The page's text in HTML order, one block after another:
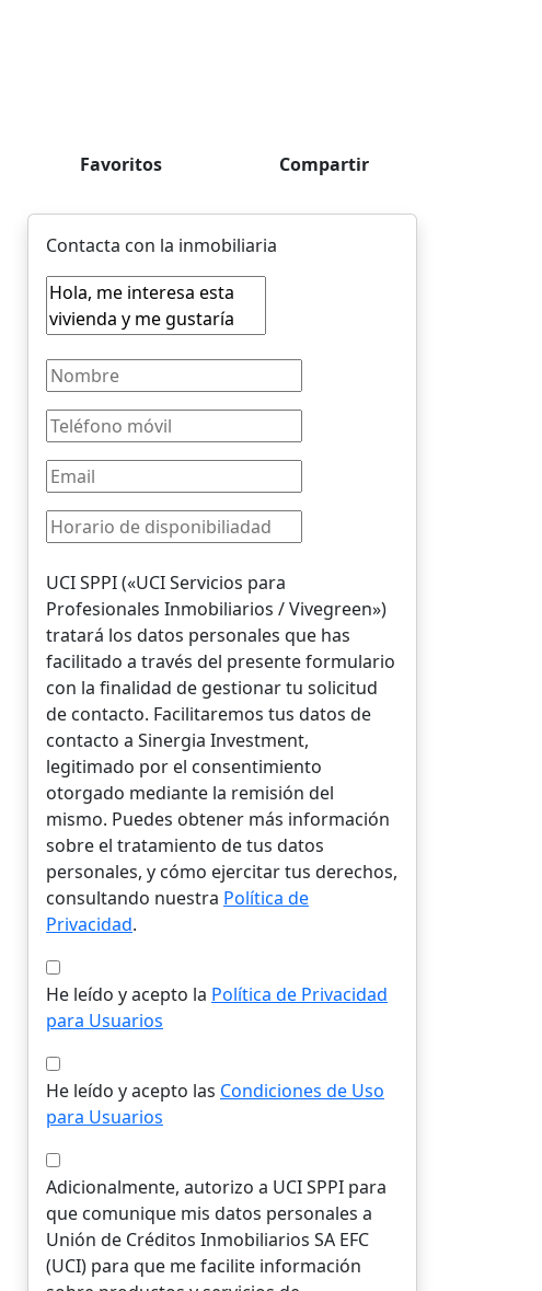
Favoritos Compartir
Contacta con la inmobiliaria
UCI SPPI («UCI Servicios para
Profesionales Inmobiliarios / Vivegreen»)
tratará los datos personales que has
facilitado a través del presente formulario
con la finalidad de gestionar tu solicitud
de contacto. Facilitaremos tus datos de
contacto a Sinergia Investment,
legitimado por el consentimiento
otorgado mediante la remisión del
mismo. Puedes obtener más información
sobre el tratamiento de tus datos
personales, y cómo ejercitar tus derechos,
consultando nuestra Política de
Privacidad.
He leído y acepto la Política de Privacidad
para Usuarios
He leído y acepto las Condiciones de Uso
para Usuarios
Adicionalmente, autorizo a UCI SPPI para
que comunique mis datos personales a
Unión de Créditos Inmobiliarios SA EFC
(UCI) para que me facilite información